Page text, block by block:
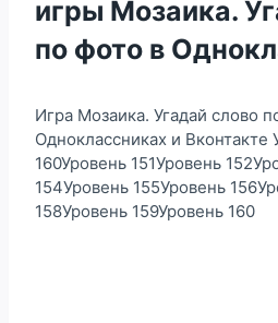
игры Мозаика.
по фото в
Игра Мозаика. Угадай слово
Одноклассниках и Вконтакте
160Уровень 151Уровень
154Уровень 155Уровень
158Уровень 159Уровень 160